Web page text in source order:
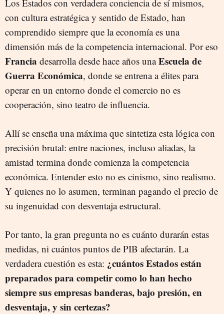
Los Estados con verdadera conciencia de sí mismos,
con cultura estratégica y sentido de Estado, han
comprendido siempre que la economía es una
dimensión más de la competencia internacional. Por eso
Francia desarrolla desde hace años unaEscuela de
Guerra Económica, donde se entrena a élites para
operar en un entorno donde el comercio no es
cooperación, sino teatro de influencia.
Allí se enseña una máxima que sintetiza esta lógica con
precisión brutal: entre naciones, incluso aliadas, la
amistad termina donde comienza la competencia
económica. Entender esto no es cinismo, sino realismo.
Y quienes no lo asumen, terminan pagando el precio de
su ingenuidad con desventaja estructural.
Por tanto, la gran pregunta no es cuánto durarán estas
medidas, ni cuántos puntos de PIB afectarán. La
verdadera cuestión es esta: ¿cuántos Estados están
preparados para competir como lo han hecho
siempre sus empresas banderas, bajo presión, en
desventaja, y sin certezas?